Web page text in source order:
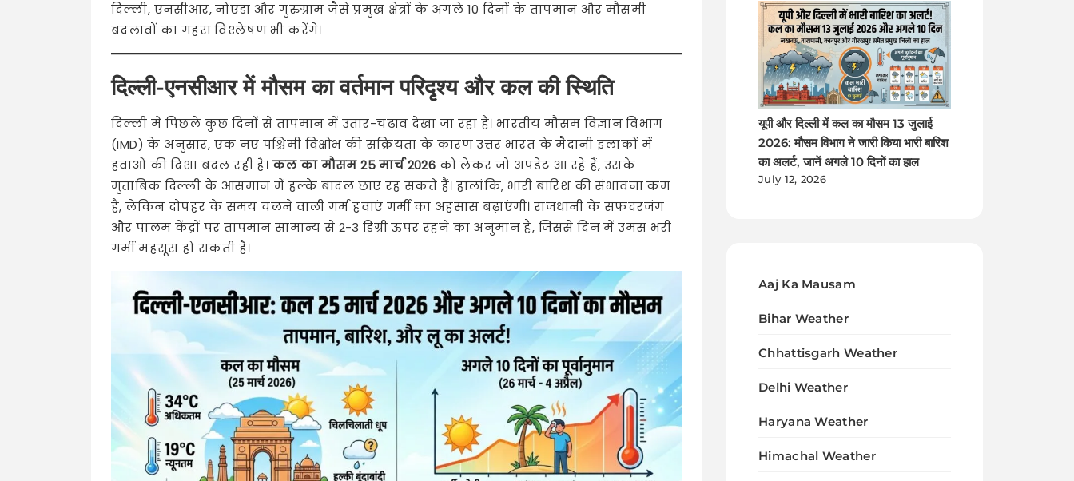
दिल्ली, एनसीआर, नोएडा और गुरुग्राम जैसे प्रमुख क्षेत्रों के अगले 10 दिनों के तापमान और मौसमी
बदलावों का गहरा विश्लेषण भी करेंगे।
दिल्ली-एनसीआर में मौसम का वर्तमान परिदृश्य और कल की स्थिति
दिल्ली में पिछले कुछ दिनों से तापमान में उतार-चढ़ाव देखा जा रहा है। भारतीय मौसम विज्ञान विभाग
(IMD) के अनुसार, एक नए पश्चिमी विक्षोभ की सक्रियता के कारण उत्तर भारत के मैदानी इलाकों में
हवाओं की दिशा बदल रही है। कल का मौसम 25 मार्च 2026 को लेकर जो अपडेट आ रहे हैं, उसके
मुताबिक दिल्ली के आसमान में हल्के बादल छाए रह सकते हैं। हालांकि, भारी बारिश की संभावना कम
है, लेकिन दोपहर के समय चलने वाली गर्म हवाएं गर्मी का अहसास बढ़ाएंगी। राजधानी के सफदरजंग
और पालम केंद्रों पर तापमान सामान्य से 2-3 डिग्री ऊपर रहने का अनुमान है, जिससे दिन में उमस भरी
गर्मी महसूस हो सकती है।
यूपी और दिल्ली में कल का मौसम 13 जुलाई
2026: मौसम विभाग ने जारी किया भारी बारिश
का अलर्ट, जानें अगले 10 दिनों का हाल
July 12, 2026
Aaj Ka Mausam
Bihar Weather
Chhattisgarh Weather
Delhi Weather
Haryana Weather
Himachal Weather